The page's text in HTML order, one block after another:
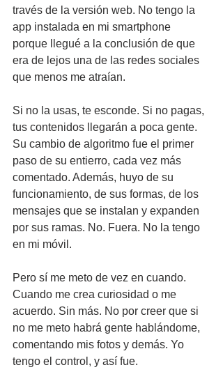
través de la versión web. No tengo la
app instalada en mi smartphone
porque llegué a la conclusión de que
era de lejos una de las redes sociales
que menos me atraían.
Si no la usas, te esconde. Si no pagas,
tus contenidos llegarán a poca gente.
Su cambio de algoritmo fue el primer
paso de su entierro, cada vez más
comentado. Además, huyo de su
funcionamiento, de sus formas, de los
mensajes que se instalan y expanden
por sus ramas. No. Fuera. No la tengo
en mi móvil.
Pero sí me meto de vez en cuando.
Cuando me crea curiosidad o me
acuerdo. Sin más. No por creer que si
no me meto habrá gente hablándome,
comentando mis fotos y demás. Yo
tengo el control, y así fue.